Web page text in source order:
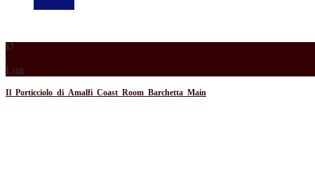
17
Lug
Il_Porticciolo_di_Amalfi_Coast_Room_Barchetta_Main